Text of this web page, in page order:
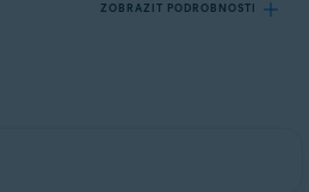
ZOBRAZIT PODROBNOSTI